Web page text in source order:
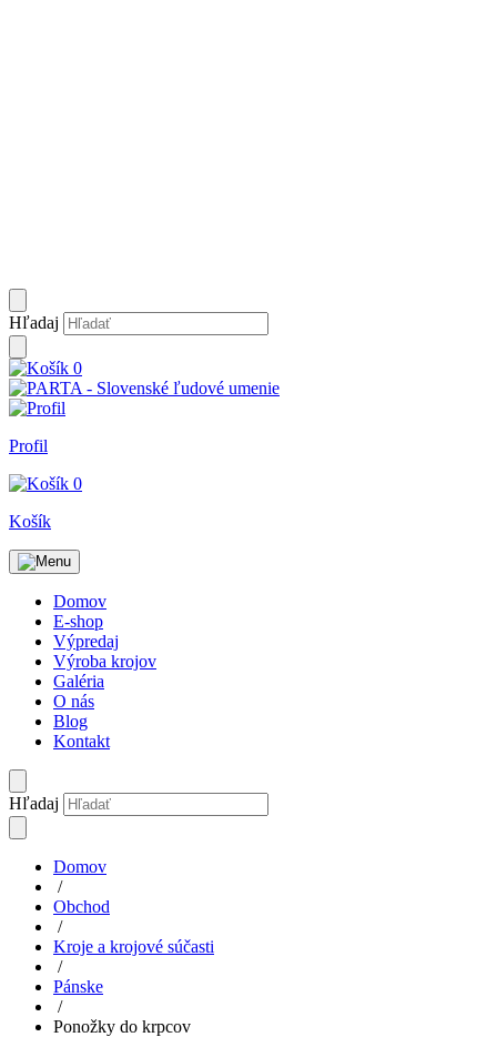
Hľadaj
0
Profil
0
Košík
Domov
E-shop
Výpredaj
Výroba krojov
Galéria
O nás
Blog
Kontakt
Hľadaj
Domov
/
Obchod
/
Kroje a krojové súčasti
/
Pánske
/
Ponožky do krpcov